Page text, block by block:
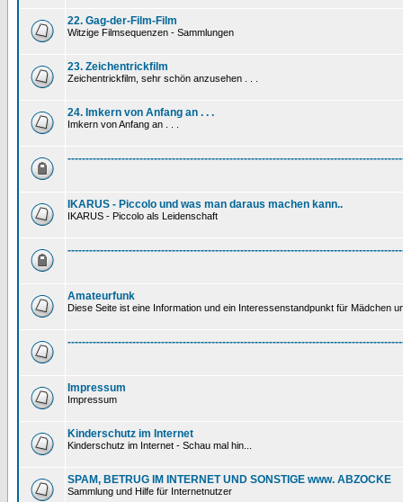
22. Gag-der-Film-Film
Witzige Filmsequenzen - Sammlungen
23. Zeichentrickfilm
Zeichentrickfilm, sehr schön anzusehen . . .
24. Imkern von Anfang an . . .
Imkern von Anfang an . . .
IKARUS - Piccolo und was man daraus machen kann..
IKARUS - Piccolo als Leidenschaft
Amateurfunk
Diese Seite ist eine Information und ein Interessenstandpunkt für Mädchen
Impressum
Impressum
Kinderschutz im Internet
Kinderschutz im Internet - Schau mal hin...
SPAM, BETRUG IM INTERNET UND SONSTIGE www. ABZOCKE
Sammlung und Hilfe für Internetnutzer